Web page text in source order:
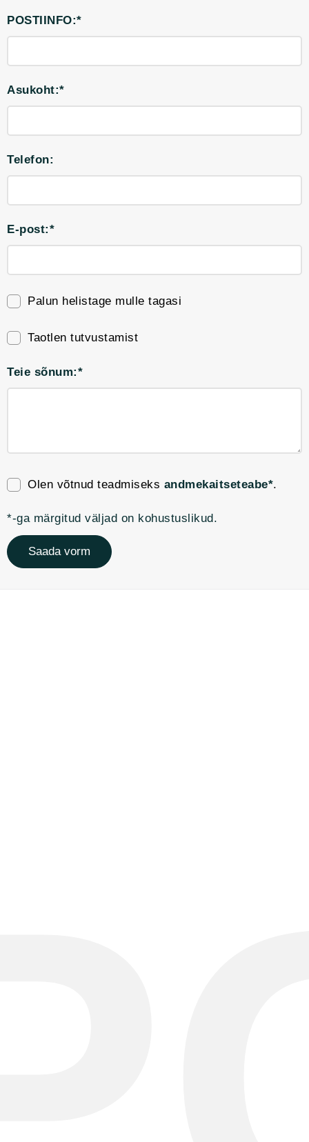
POSTIINFO:*
Asukoht:*
Telefon:
E-post:*
Palun helistage mulle tagasi
Taotlen tutvustamist
Teie sõnum:*
Olen võtnud teadmiseks andmekaitseteabe*.
*-ga märgitud väljad on kohustuslikud.
Saada vorm